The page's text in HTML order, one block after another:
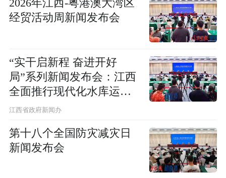
2026年江西-粤港澳大湾区
经贸活动周新闻发布会
“实干启新程 奋进开好
局”系列新闻发布会：江西
全面推行现代化水库运行
管理矩阵新闻发布会
江西省政府新闻办
第十八个全国防灾减灾日
新闻发布会